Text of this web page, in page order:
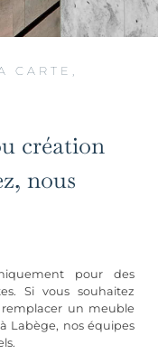
CARTE,
création
nous
pour des
Si vous souhaitez
un meuble
Labège, nos équipes